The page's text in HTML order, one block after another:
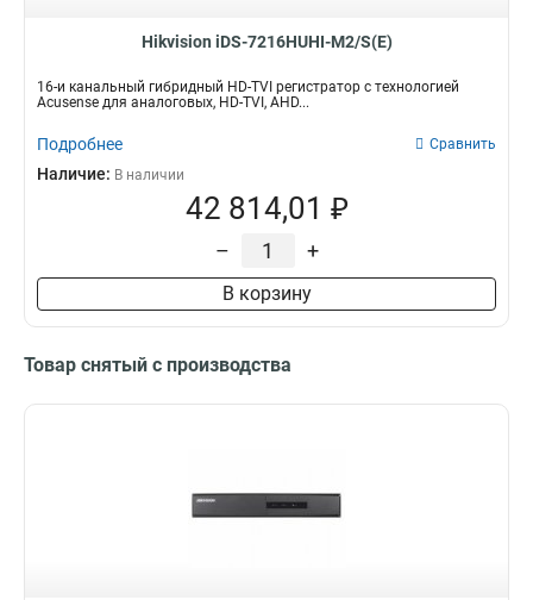
Hikvision iDS-7216HUHI-M2/S(E)
16-и канальный гибридный HD-TVI регистратор с технологией
Acusense для аналоговых, HD-TVI, AHD...
Подробнее Сравнить
Наличие: В наличии
42 814,01 ₽
– +
В корзину
Товар снятый с производства